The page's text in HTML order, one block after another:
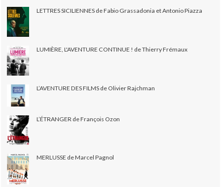
LETTRES SICILIENNES de Fabio Grassadonia et Antonio Piazza
LUMIÈRE, L'AVENTURE CONTINUE ! de Thierry Frémaux
L’AVENTURE DES FILMS de Olivier Rajchman
L’ÉTRANGER de François Ozon
MERLUSSE de Marcel Pagnol